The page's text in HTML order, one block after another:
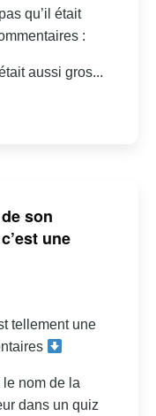
qu’il était
:
aussi gros...
son
une
tellement une
nom de la
dans un quiz